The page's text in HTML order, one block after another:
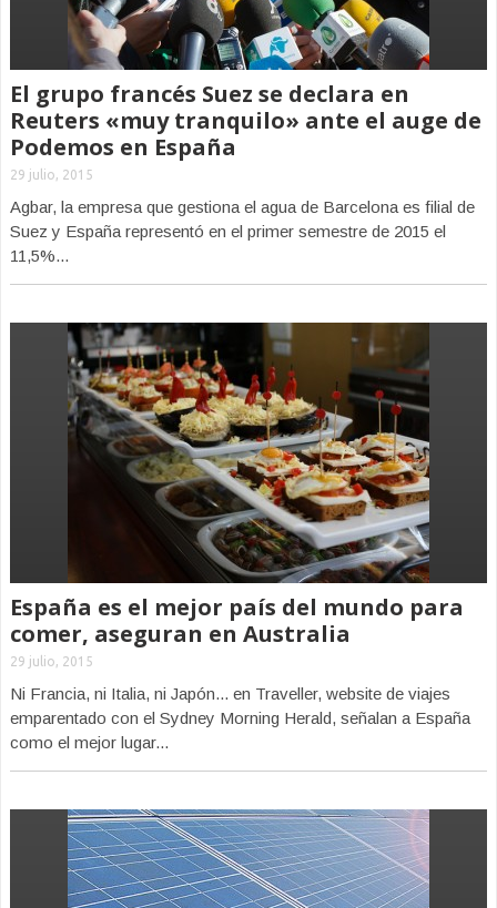
El grupo francés Suez se declara en
Reuters «muy tranquilo» ante el auge de
Podemos en España
29 julio, 2015
Agbar, la empresa que gestiona el agua de Barcelona es filial de
Suez y España representó en el primer semestre de 2015 el
11,5%...
España es el mejor país del mundo para
comer, aseguran en Australia
29 julio, 2015
Ni Francia, ni Italia, ni Japón... en Traveller, website de viajes
emparentado con el Sydney Morning Herald, señalan a España
como el mejor lugar...